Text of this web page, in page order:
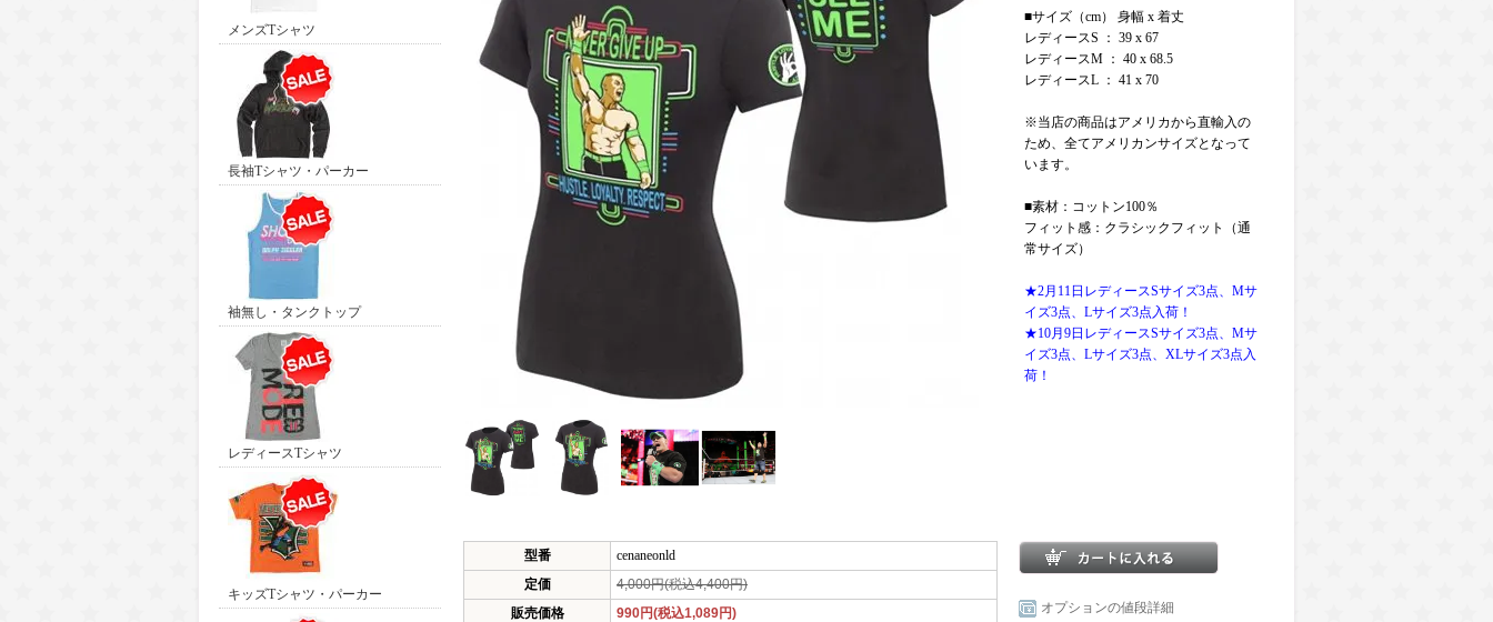
メンズTシャツ
長袖Tシャツ・パーカー
袖無し・タンクトップ
レディースTシャツ
キッズTシャツ・パーカー
■サイズ（cm） 身幅 x 着丈
レディースS ： 39 x 67
レディースM ： 40 x 68.5
レディースL ： 41 x 70
※当店の商品はアメリカから直輸入の
ため、全てアメリカンサイズとなって
います。
■素材：コットン100％
フィット感：クラシックフィット（通
常サイズ）
★2月11日レディースSサイズ3点、Mサ
イズ3点、Lサイズ3点入荷！
★10月9日レディースSサイズ3点、Mサ
イズ3点、Lサイズ3点、XLサイズ3点入
荷！
型番
cenaneonld
定価
4,000円(税込4,400円)
販売価格
990円(税込1,089円)
オプションの値段詳細